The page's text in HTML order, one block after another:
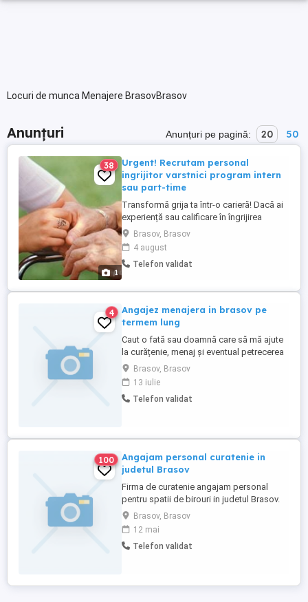
Locuri de munca Menajere BrasovBrasov
Anunțuri Anunțuri pe pagină: 20 50
1
38
Urgent! Recrutam personal
ingrijitor varstnici program intern
sau part-time
Transformă grija ta într-o carieră! Dacă ai
experiență sau calificare în îngrijirea
persoanelor vârstnice, avem pentru tine
oportunități reale, rapide și corecte.
Trimite-ne un mesaj și începe o nouă
etapă profesională! Pentru detalii
Brasov, Brasov
4 august
Telefon validat
4
Angajez menajera in brasov pe
termem lung
Caut o fată sau doamnă care să mă ajute
la curățenie, menaj și eventual petrecerea
timpului liber în schimbul susținerii
financiare pe termen lung. Sunt un domn
serios, educat cu situație financiară nou
venit în Brașov. Rog seriozitate.
Brasov, Brasov
13 iulie
Telefon validat
100
Angajam personal curatenie in
judetul Brasov
Firma de curatenie angajam personal
pentru spatii de birouri in judetul Brasov.
Pentru mai multe detalii sunati la Telefon:
Brasov, Brasov
12 mai
Telefon validat